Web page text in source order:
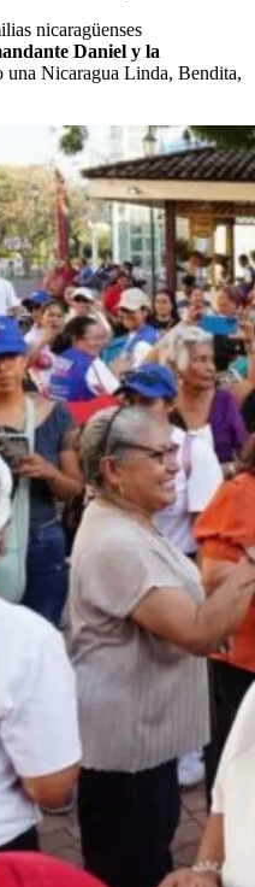
nicaragüenses
Daniel y la
una Nicaragua Linda, Bendita,